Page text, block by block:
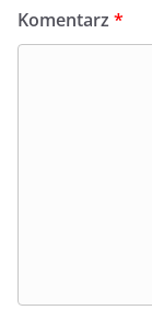
Komentarz *